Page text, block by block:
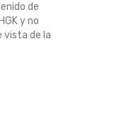
de
y no
vista de la